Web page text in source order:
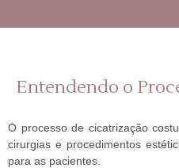
Entendendo o
O processo de cicatrização
cirurgias e procedimentos
para as pacientes.